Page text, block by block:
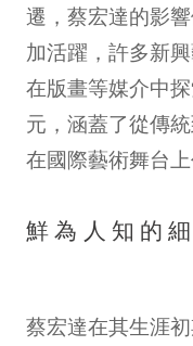
遷，蔡宏達的影
加活躍，許多新
在版畫等媒介中
元，涵蓋了從傳
在國際藝術舞台上
鮮為人知的
蔡宏達在其生涯